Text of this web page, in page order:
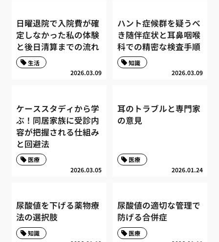
日曜退院で入院費が確
定しなかった私の体験
と後日清算までの流れ
2026.03.09
生活
ハント症候群を疑うべ
き随伴症状と耳鼻咽喉
科での精密な検査手順
2026.03.09
知識
ケーススタディから学
ぶ！同居家族に受診内
容が把握される仕組み
と回避法
2026.03.05
医療
耳のトラブルと専門家
の意見
2026.01.24
医療
尿酸値を下げる薬物療
法の選択肢
知識
尿酸値の適切な管理で
防げる合併症
医療